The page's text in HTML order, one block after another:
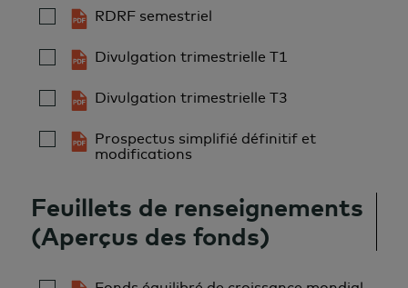
RDRF semestriel
Divulgation trimestrielle T1
Divulgation trimestrielle T3
Prospectus simplifié définitif et
modifications
Feuillets de renseignements
(Aperçus des fonds)